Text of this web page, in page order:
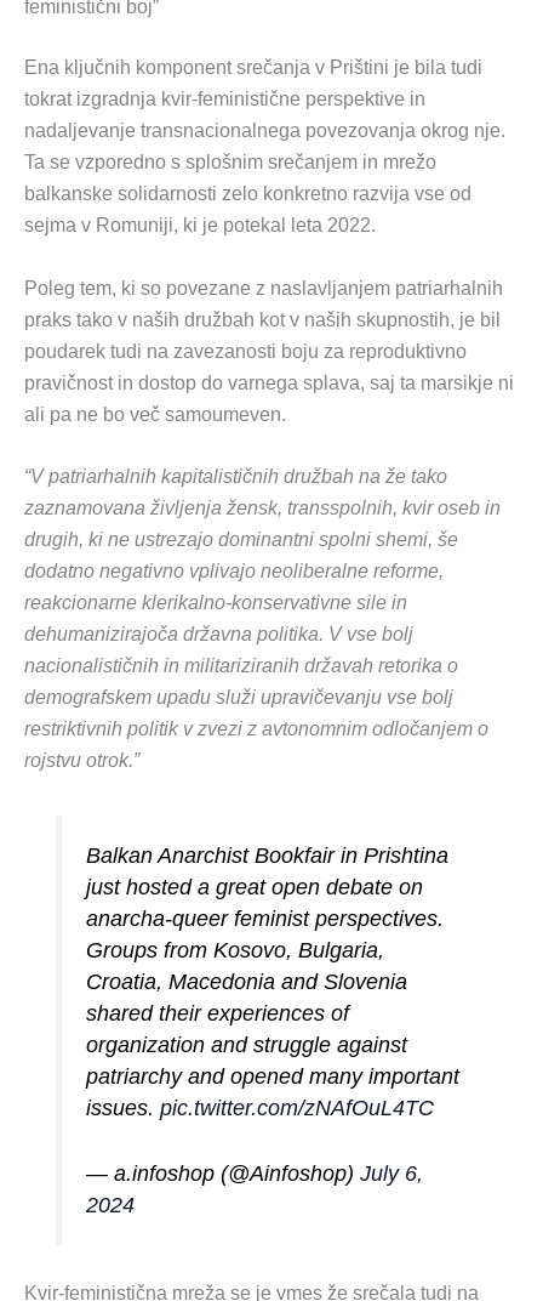
feministični boj”
Ena ključnih komponent srečanja v Prištini je bila tudi
tokrat izgradnja kvir-feministične perspektive in
nadaljevanje transnacionalnega povezovanja okrog nje.
Ta se vzporedno s splošnim srečanjem in mrežo
balkanske solidarnosti zelo konkretno razvija vse od
sejma v Romuniji, ki je potekal leta 2022.
Poleg tem, ki so povezane z naslavljanjem patriarhalnih
praks tako v naših družbah kot v naših skupnostih, je bil
poudarek tudi na zavezanosti boju za reproduktivno
pravičnost in dostop do varnega splava, saj ta marsikje ni
ali pa ne bo več samoumeven.
“V patriarhalnih kapitalističnih družbah na že tako
zaznamovana življenja žensk, transspolnih, kvir oseb in
drugih, ki ne ustrezajo dominantni spolni shemi, še
dodatno negativno vplivajo neoliberalne reforme,
reakcionarne klerikalno-konservativne sile in
dehumanizirajoča državna politika. V vse bolj
nacionalističnih in militariziranih državah retorika o
demografskem upadu služi upravičevanju vse bolj
restriktivnih politik v zvezi z avtonomnim odločanjem o
rojstvu otrok.”
Balkan Anarchist Bookfair in Prishtina
just hosted a great open debate on
anarcha-queer feminist perspectives.
Groups from Kosovo, Bulgaria,
Croatia, Macedonia and Slovenia
shared their experiences of
organization and struggle against
patriarchy and opened many important
issues.pic.twitter.com/zNAfOuL4TC
— a.infoshop (@Ainfoshop)July 6,
2024
Kvir-feministična mreža se je vmes že srečala tudi na